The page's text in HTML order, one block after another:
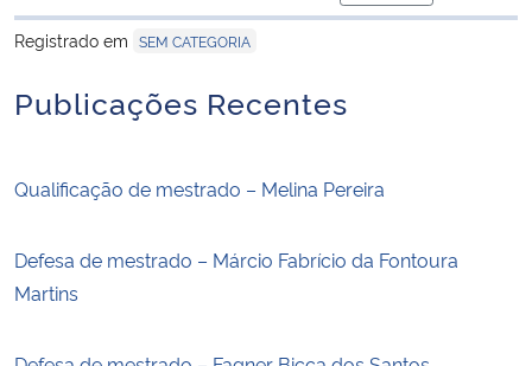
para área de
Registrado em SEM CATEGORIA
Publicações Recentes
Qualificação de mestrado – Melina Pereira
Defesa de mestrado – Márcio Fabrício da Fontoura
Martins